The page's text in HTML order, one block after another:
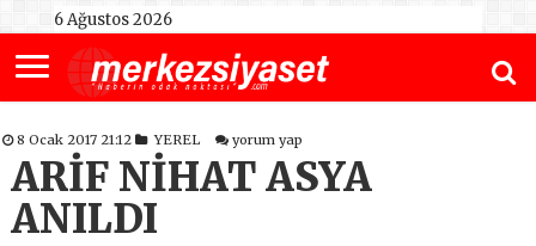
6 Ağustos 2026
8 Ocak 2017 21:12 YEREL yorum yap
ARİF NİHAT ASYA
ANILDI